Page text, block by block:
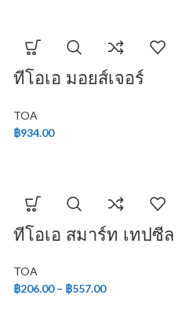
ทีโอเอ มอยส์เจอร์
TOA
฿934.00
ทีโอเอ สมาร์ท เทปซีล
TOA
฿206.00 – ฿557.00